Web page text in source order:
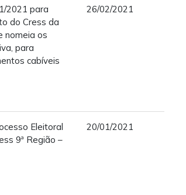
2021 para
do Cress da
nomeia os
para
cabíveis
26/02/2021
Eleitoral
9ª Região –
20/01/2021